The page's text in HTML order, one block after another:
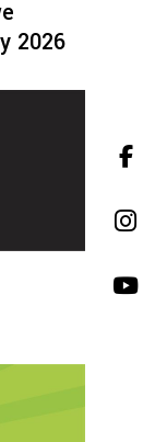
2026